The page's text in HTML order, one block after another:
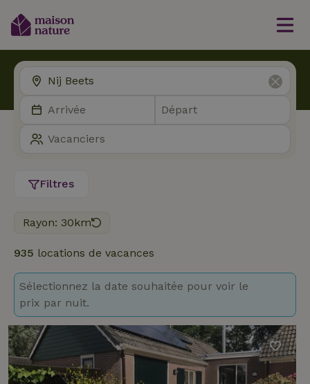
Filtres
Rayon: 30km
935 locations de vacances
Sélectionnez la date souhaitée pour voir le
prix par nuit.